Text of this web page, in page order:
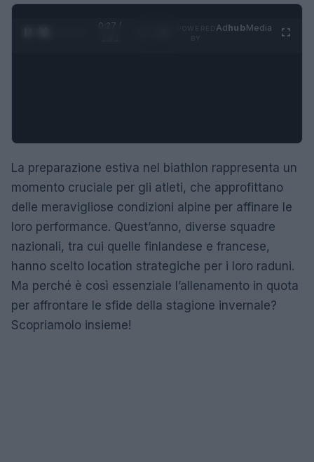
0:28 /
AdhubMedia
La preparazione estiva nel biathlon rappresenta un
momento cruciale per gli atleti, che approfittano
delle meravigliose condizioni alpine per affinare le
loro performance. Quest’anno, diverse squadre
nazionali, tra cui quelle finlandese e francese,
hanno scelto location strategiche per i loro raduni.
Ma perché è così essenziale l’allenamento in quota
per affrontare le sfide della stagione invernale?
Scopriamolo insieme!